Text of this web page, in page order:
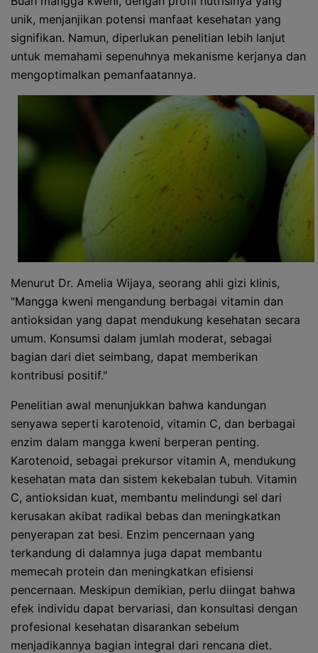
unik, menjanjikan potensi manfaat kesehatan yang
signifikan. Namun, diperlukan penelitian lebih lanjut
untuk memahami sepenuhnya mekanisme kerjanya dan
mengoptimalkan pemanfaatannya.
Menurut Dr. Amelia Wijaya, seorang ahli gizi klinis,
"Mangga kweni mengandung berbagai vitamin dan
antioksidan yang dapat mendukung kesehatan secara
umum. Konsumsi dalam jumlah moderat, sebagai
bagian dari diet seimbang, dapat memberikan
kontribusi positif."
Penelitian awal menunjukkan bahwa kandungan
senyawa seperti karotenoid, vitamin C, dan berbagai
enzim dalam mangga kweni berperan penting.
Karotenoid, sebagai prekursor vitamin A, mendukung
kesehatan mata dan sistem kekebalan tubuh. Vitamin
C, antioksidan kuat, membantu melindungi sel dari
kerusakan akibat radikal bebas dan meningkatkan
penyerapan zat besi. Enzim pencernaan yang
terkandung di dalamnya juga dapat membantu
memecah protein dan meningkatkan efisiensi
pencernaan. Meskipun demikian, perlu diingat bahwa
efek individu dapat bervariasi, dan konsultasi dengan
profesional kesehatan disarankan sebelum
menjadikannya bagian integral dari rencana diet.